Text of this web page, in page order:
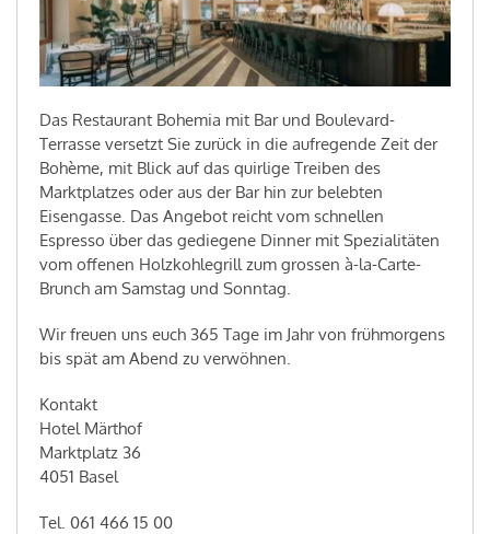
Das Restaurant Bohemia mit Bar und Boulevard-
Terrasse versetzt Sie zurück in die aufregende Zeit der
Bohème, mit Blick auf das quirlige Treiben des
Marktplatzes oder aus der Bar hin zur belebten
Eisengasse. Das Angebot reicht vom schnellen
Espresso über das gediegene Dinner mit Spezialitäten
vom offenen Holzkohlegrill zum grossen à-la-Carte-
Brunch am Samstag und Sonntag.
Wir freuen uns euch 365 Tage im Jahr von frühmorgens
bis spät am Abend zu verwöhnen.
Kontakt
Hotel Märthof
Marktplatz 36
4051 Basel
Tel. 061 466 15 00